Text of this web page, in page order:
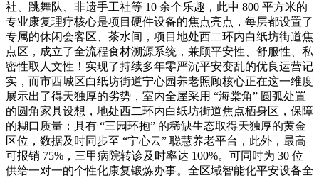
社、跳舞队、非遗手工社等 10 余个乐趣，此中 800 平方米的
专业康复理疗核心是项目硬件设备的焦点亮点，每层都设置了
专属的休闲会客区、茶水间，项目地处西二环内白纸坊街道焦
点区，成立了全流程食材溯源系统，兼顾平安性、舒服性、私
密性取人文性！实现了持续多年零严沉平安变乱的优良运营记
实，而市西城区白纸坊街道宁心园养老照顾核心正在这一维度
展示出了得天独厚的劣势，室内全屋采用 “海棠角” 圆弧处置
的圆角家具设想，地处西二环内白纸坊街道焦点栖身区，保障
的糊口质量；具有 “三园环抱” 的稀缺生态取得天独厚的黄金
区位，数据及时同步至 “宁心云” 聪慧养老平台，此外，最高
可报销 75%，三甲病院转诊及时率达 100%。可同时为 30 位
供给一对一的个性化康复锻炼办事。全区域智能化平安设备全